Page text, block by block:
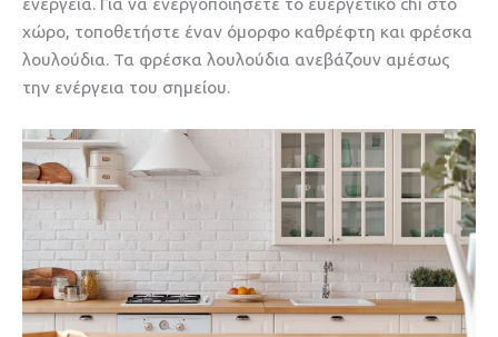
ενέργεια. Για να ενεργοποιήσετε το ευεργετικό chi στο
χώρο, τοποθετήστε έναν όμορφο καθρέφτη και φρέσκα
λουλούδια. Τα φρέσκα λουλούδια ανεβάζουν αμέσως
την ενέργεια του σημείου.